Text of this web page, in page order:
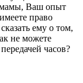
мамы, Ваш опыт
право
ему о том,
не можете
часов?